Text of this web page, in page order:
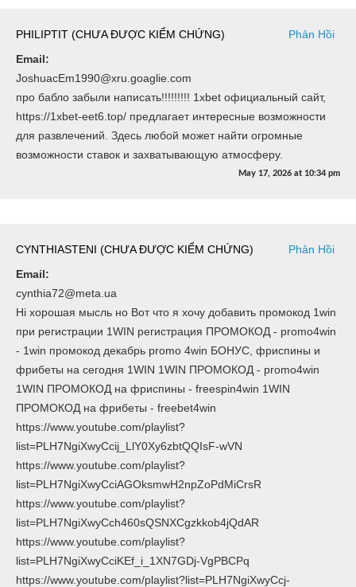
PHILIPTIT (CHƯA ĐƯỢC KIỂM CHỨNG)
Phản Hồi
Email:
JoshuacEm1990@xru.goaglie.com
про бабло забыли написать!!!!!!!!! 1xbet официальный сайт,
https://1xbet-eet6.top/ предлагает интересные возможности
для развлечений. Здесь любой может найти огромные
возможности ставок и захватывающую атмосферу.
May 17, 2026 at 10:34 pm
CYNTHIASTENI (CHƯA ĐƯỢC KIỂM CHỨNG)
Phản Hồi
Email:
cynthia72@meta.ua
Hi хорошая мысль но Вот что я хочу добавить промокод 1win
при регистрации 1WIN регистрация ПРОМОКОД - promo4win
- 1win промокод декабрь promo 4win БОНУС, фриспины и
фрибеты на сегодня 1WIN 1WIN ПРОМОКОД - promo4win
1WIN ПРОМОКОД на фриспины - freespin4win 1WIN
ПРОМОКОД на фрибеты - freebet4win
https://www.youtube.com/playlist?
list=PLH7NgiXwyCcij_LlY0Xy6zbtQQIsF-wVN
https://www.youtube.com/playlist?
list=PLH7NgiXwyCciAGOksmwH2npZoPdMiCrsR
https://www.youtube.com/playlist?
list=PLH7NgiXwyCch460sQSNXCgzkkob4jQdAR
https://www.youtube.com/playlist?
list=PLH7NgiXwyCciKEf_i_1XN7GDj-VgPBCPq
https://www.youtube.com/playlist?list=PLH7NgiXwyCcj-